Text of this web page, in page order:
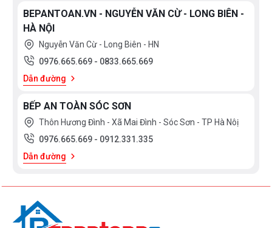
BEPANTOAN.VN - NGUYỄN VĂN CỪ - LONG BIÊN -
HÀ NỘI
Nguyễn Văn Cừ - Long Biên - HN
0976.665.669 - 0833.665.669
Dẫn đường
BẾP AN TOÀN SÓC SƠN
Thôn Hương Đình - Xã Mai Đình - Sóc Sơn - TP Hà Nôị
0976.665.669 - 0912.331.335
Dẫn đường